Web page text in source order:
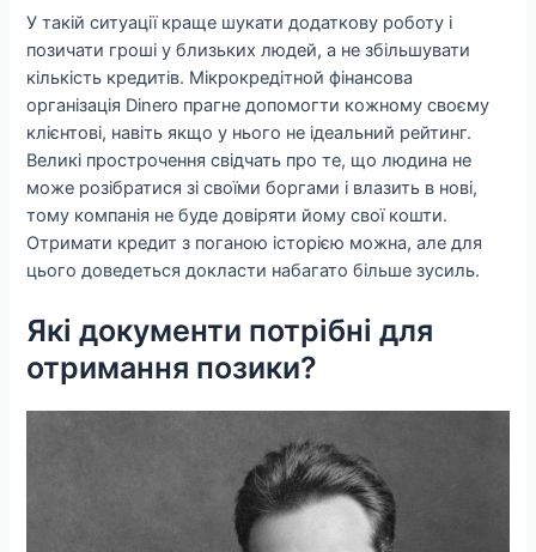
У такій ситуації краще шукати додаткову роботу і
позичати гроші у близьких людей, а не збільшувати
кількість кредитів. Мікрокредітной фінансова
організація Dinero прагне допомогти кожному своєму
клієнтові, навіть якщо у нього не ідеальний рейтинг.
Великі прострочення свідчать про те, що людина не
може розібратися зі своїми боргами і влазить в нові,
тому компанія не буде довіряти йому свої кошти.
Отримати кредит з поганою історією можна, але для
цього доведеться докласти набагато більше зусиль.
Які документи потрібні для
отримання позики?